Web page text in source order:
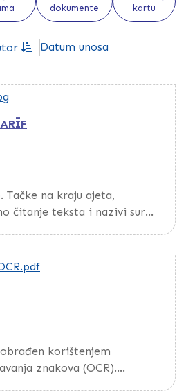
dokumente
kartu
Datum unosa
Tačke na kraju ajeta,
čitanje teksta i nazivi sura
crvenom linijom.
rozetama na sredini
Hadžihalilovića iz Sarajeva.
korištenjem
znakova (OCR).